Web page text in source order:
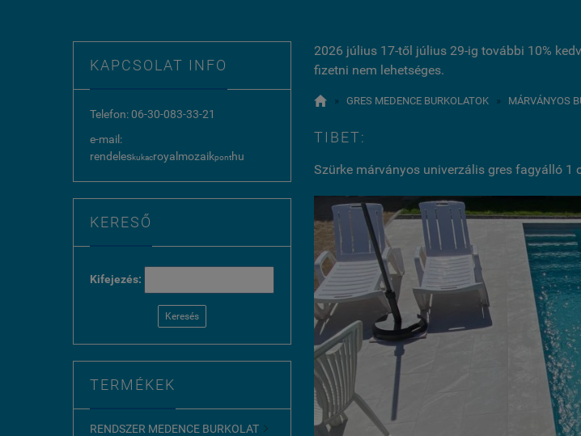
KAPCSOLAT INFO
Telefon: 06-30-083-33-21
e-mail:
rendeleskukacroyalmozaikponthu
KERESŐ
Kifejezés:
Keresés
TERMÉKEK
RENDSZER MEDENCE BURKOLAT 
2026 július 17-től július 29-ig további 10%
fizetni nem lehetséges.
 » GRES MEDENCE BURKOLATOK » MÁRVÁNYOS
TIBET:
Szürke márványos univerzális gres fagyálló 1